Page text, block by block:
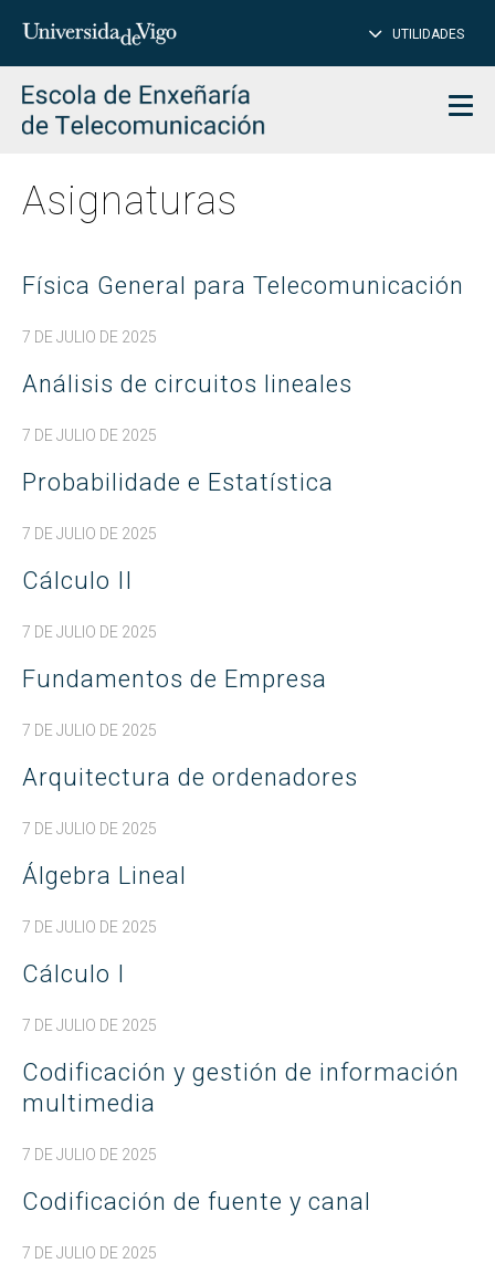
Insertar
para
buscar
UTILIDADES
Asignaturas
Física General para Telecomunicación
7 DE JULIO DE 2025
Análisis de circuitos lineales
7 DE JULIO DE 2025
Probabilidade e Estatística
7 DE JULIO DE 2025
Cálculo II
7 DE JULIO DE 2025
Fundamentos de Empresa
7 DE JULIO DE 2025
Arquitectura de ordenadores
7 DE JULIO DE 2025
Álgebra Lineal
7 DE JULIO DE 2025
Cálculo I
7 DE JULIO DE 2025
Codificación y gestión de información
multimedia
7 DE JULIO DE 2025
Codificación de fuente y canal
7 DE JULIO DE 2025